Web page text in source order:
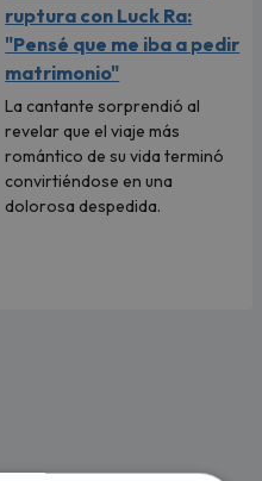
ruptura con Luck Ra:
"Pensé que me iba a pedir
matrimonio"
La cantante sorprendió al
revelar que el viaje más
romántico de su vida terminó
convirtiéndose en una
dolorosa despedida.